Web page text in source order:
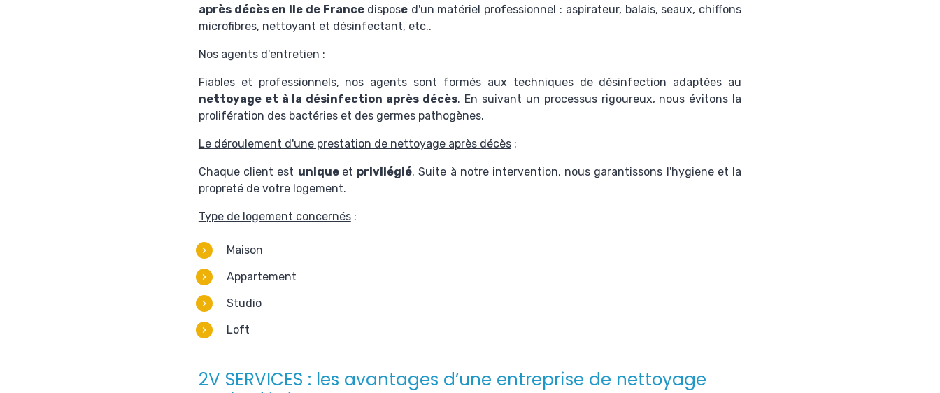
après décès en Ile de France disposed'un matériel professionnel : aspirateur, balais, seaux, chiffons
microfibres, nettoyant et désinfectant, etc..
Nos agents d'entretien :
Fiables et professionnels, nos agents sont formés aux techniques de désinfection adaptées au
nettoyage et à la désinfection après décès. En suivant un processus rigoureux, nous évitons la
prolifération des bactéries et des germes pathogènes.
Le déroulement d'une prestation de nettoyage après décès:
Chaque client est unique et privilégié. Suite à notre intervention, nous garantissons l'hygiene et la
propreté de votre logement.
Type de logement concernés:
Maison
Appartement
Studio
Loft
2V SERVICES : les avantages d’une entreprise de nettoyage